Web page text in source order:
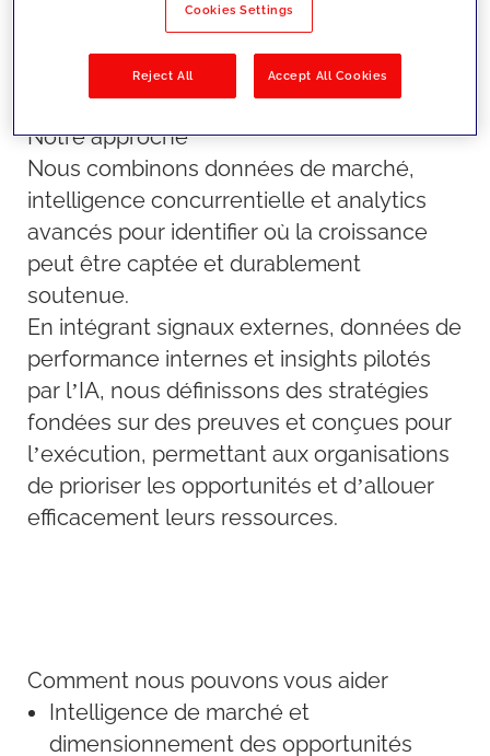
Notre approche
Nous combinons données de marché,
intelligence concurrentielle et analytics
avancés pour identifier où la croissance
peut être captée et durablement
soutenue.
En intégrant signaux externes, données de
performance internes et insights pilotés
par l’IA, nous définissons des stratégies
fondées sur des preuves et conçues pour
l’exécution, permettant aux organisations
de prioriser les opportunités et d’allouer
efficacement leurs ressources.
Comment nous pouvons vous aider
Intelligence de marché et
dimensionnement des opportunités
Cookies Settings
Reject All Accept All Cookies